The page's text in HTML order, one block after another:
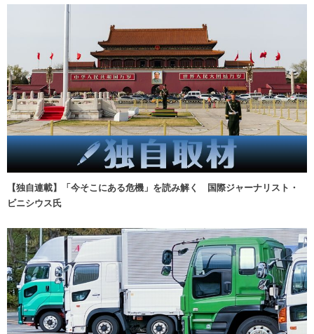
【独自連載】「今そこにある危機」を読み解く 国際ジャーナリスト・
ビニシウス氏